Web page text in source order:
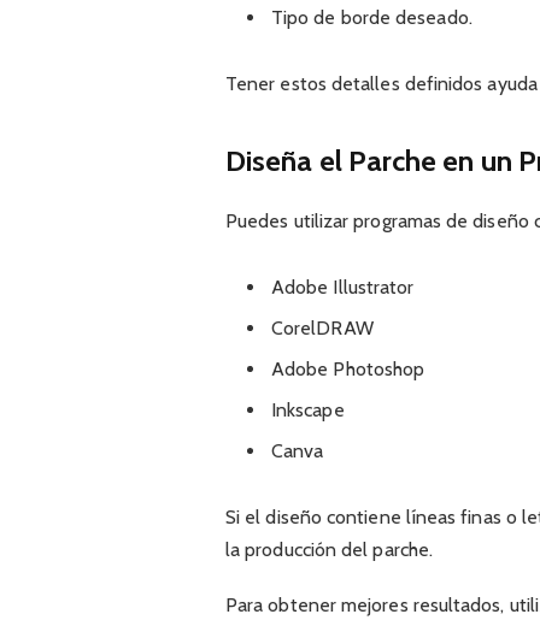
Tipo de borde deseado.
Tener estos detalles definidos
Diseña el Parche en un
Puedes utilizar programas de diseño
Adobe Illustrator
CorelDRAW
Adobe Photoshop
Inkscape
Canva
Si el diseño contiene líneas finas o
la producción del parche.
Para obtener mejores resultados,